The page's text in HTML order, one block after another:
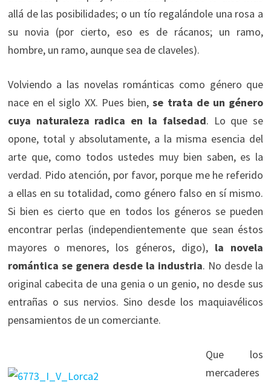
allá de las posibilidades; o un tío regalándole una rosa a
su novia (por cierto, eso es de rácanos; un ramo,
hombre, un ramo, aunque sea de claveles).
Volviendo a las novelas románticas como género que
nace en el siglo XX. Pues bien,se trata de un género
cuya naturaleza radica en la falsedad. Lo que se
opone, total y absolutamente, a la misma esencia del
arte que, como todos ustedes muy bien saben, es la
verdad. Pido atención, por favor, porque me he referido
a ellas en su totalidad, como género falso en sí mismo.
Si bien es cierto que en todos los géneros se pueden
encontrar perlas (independientemente que sean éstos
mayores o menores, los géneros, digo), la novela
romántica se genera desde la industria. No desde la
original cabecita de una genia o un genio, no desde sus
entrañas o sus nervios. Sino desde los maquiavélicos
pensamientos de un comerciante.
Que los
mercaderes